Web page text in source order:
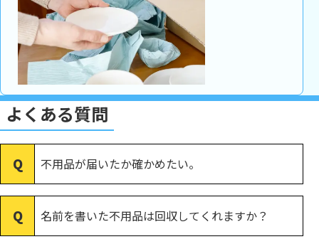
よくある質問
不用品が届いたか確かめたい。
名前を書いた不用品は回収してくれますか？